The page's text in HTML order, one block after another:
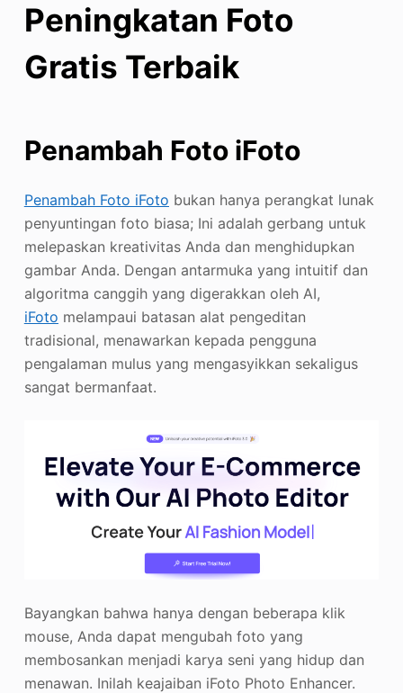
Peningkatan Foto
Gratis Terbaik
Penambah Foto iFoto
Penambah Foto iFoto bukan hanya perangkat lunak
penyuntingan foto biasa; Ini adalah gerbang untuk
melepaskan kreativitas Anda dan menghidupkan
gambar Anda. Dengan antarmuka yang intuitif dan
algoritma canggih yang digerakkan oleh AI,
iFoto melampaui batasan alat pengeditan
tradisional, menawarkan kepada pengguna
pengalaman mulus yang mengasyikkan sekaligus
sangat bermanfaat.
Bayangkan bahwa hanya dengan beberapa klik
mouse, Anda dapat mengubah foto yang
membosankan menjadi karya seni yang hidup dan
menawan. Inilah keajaiban iFoto Photo Enhancer.